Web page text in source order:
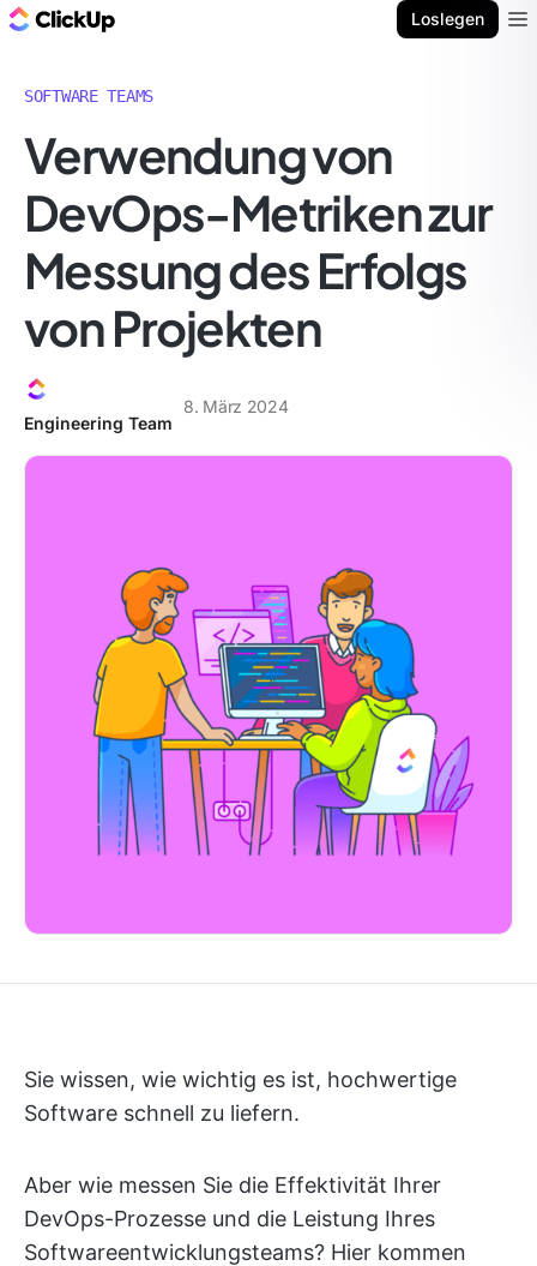
Loslegen
SOFTWARE TEAMS
Verwendung von
DevOps-Metriken zur
Messung des Erfolgs
von Projekten
Engineering Team
8. März 2024
Sie wissen, wie wichtig es ist, hochwertige
Software schnell zu liefern.
Aber wie messen Sie die Effektivität Ihrer
DevOps-Prozesse und die Leistung Ihres
Softwareentwicklungsteams? Hier kommen